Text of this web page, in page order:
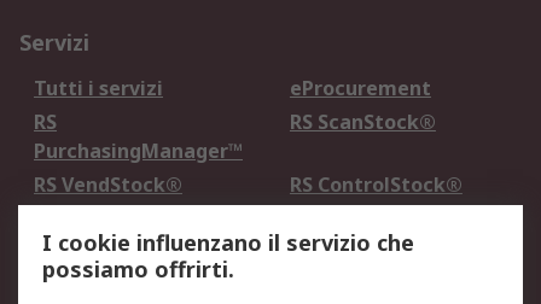
Servizi
Tutti i servizi
eProcurement
RS
PurchasingManager™
RS ScanStock®
RS VendStock®
RS ControlStock®
Legale
I cookie influenzano il servizio che
possiamo offrirti.